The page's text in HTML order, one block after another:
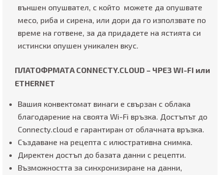
външен опушвател, с който можете да опушвате
месо, риба и сирена, или дори да го използвате по
време на готвене, за да придадете на ястията си
истински опушен уникален вкус.
ПЛАТОФРМАТА CONNECTY.CLOUD – ЧРЕЗ WI-FI или
ETHERNET
Вашия конвектомат винаги е свързан с облака
благодарение на своята Wi-Fi връзка. Достъпът до
Connecty.cloud е гарантиран от облачната връзка.
Създаване на рецепта с илюстративна снимка.
Директен достъп до базата данни с рецепти.
Възможността за синхронизиране на данни,